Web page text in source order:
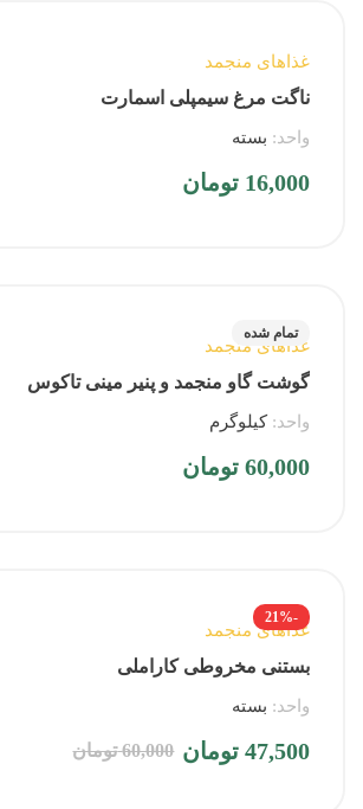
غذاهای منجمد
ناگت مرغ سیمپلی اسمارت
واحد: بسته
16,000 تومان
تمام شده
غذاهای منجمد
گوشت گاو منجمد و پنیر مینی تاکوس
واحد: کیلوگرم
60,000 تومان
-21%
غذاهای منجمد
بستنی مخروطی کاراملی
واحد: بسته
60,000 تومان 47,500 تومان